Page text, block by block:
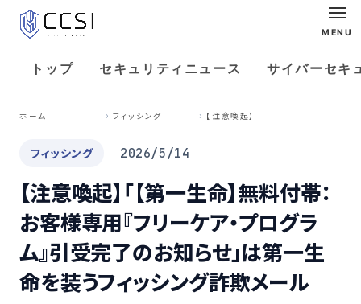
MENU
トップ セキュリティニュース サイバーセキ
ホーム フィッシング
フィッシング 2026/5/14
【注意喚起】「【第一生命】無料付帯：
お客様専用『フリーケア・プログラ
ム』引受完了のお知らせ」は第一生
命を装うフィッシング詐欺メール